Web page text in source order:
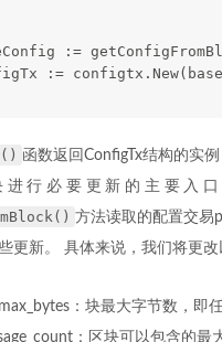
:=
:=
函数返回ConfigTx结构的实
进行必要更新的主要入
方法读取的配置交易
更新。 具体来说，我们将更改
：块最大字节数，即
：区块可以包含的最